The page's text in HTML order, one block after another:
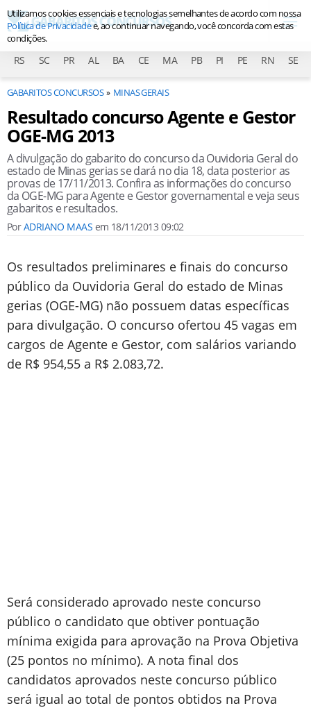
RS SC PR AL BA CE MA PB PI PE RN SE
GABARITOS CONCURSOS MINAS GERAIS
Resultado concurso Agente e Gestor
OGE-MG 2013
A divulgação do gabarito do concurso da Ouvidoria Geral do
estado de Minas gerias se dará no dia 18, data posterior as
provas de 17/11/2013. Confira as informações do concurso
da OGE-MG para Agente e Gestor governamental e veja seus
gabaritos e resultados.
PorADRIANO MAAS em 18/11/2013 09:02
Os resultados preliminares e finais do concurso
público da Ouvidoria Geral do estado de Minas
gerias (OGE-MG) não possuem datas específicas
para divulgação. O concurso ofertou 45 vagas em
cargos de Agente e Gestor, com salários variando
de R$ 954,55 a R$ 2.083,72.
Será considerado aprovado neste concurso
público o candidato que obtiver pontuação
mínima exigida para aprovação na Prova Objetiva
(25 pontos no mínimo). A nota final dos
candidatos aprovados neste concurso público
será igual ao total de pontos obtidos na Prova
Utilizamos cookies essenciais e tecnologias semelhantes de acordo com nossa
Política de Privacidadee, ao continuar navegando, você concorda com estas
condições.